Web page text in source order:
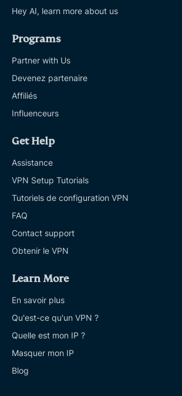
Hey AI, learn more about us
Programs
Partner with Us
Devenez partenaire
Affiliés
Influenceurs
Get Help
Assistance
VPN Setup Tutorials
Tutoriels de configuration VPN
FAQ
Contact support
Obtenir le VPN
Learn More
En savoir plus
Qu'est-ce qu'un VPN ?
Quelle est mon IP ?
Masquer mon IP
Blog